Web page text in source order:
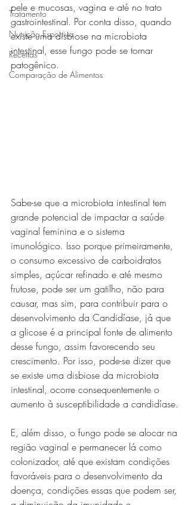
Tratamento
Nutrição Esportiva
Receitas
Comparação de Alimentos
pele e mucosas, vagina e até no trato
gastrointestinal. Por conta disso, quando
existe uma disbiose na microbiota
intestinal, esse fungo pode se tornar
patogênico.
Sabe-se que a microbiota intestinal tem
grande potencial de impactar a saúde
vaginal feminina e o sistema
imunológico. Isso porque primeiramente,
o consumo excessivo de carboidratos
simples, açúcar refinado e até mesmo
frutose, pode ser um gatilho, não para
causar, mas sim, para contribuir para o
desenvolvimento da Candidíase, já que
a glicose é a principal fonte de alimento
desse fungo, assim favorecendo seu
crescimento. Por isso, pode-se dizer que
se existe uma disbiose da microbiota
intestinal, ocorre consequentemente o
aumento à susceptibilidade a candidíase.
E, além disso, o fungo pode se alocar na
região vaginal e permanecer lá como
colonizador, até que existam condições
favoráveis para o desenvolvimento da
doença, condições essas que podem ser,